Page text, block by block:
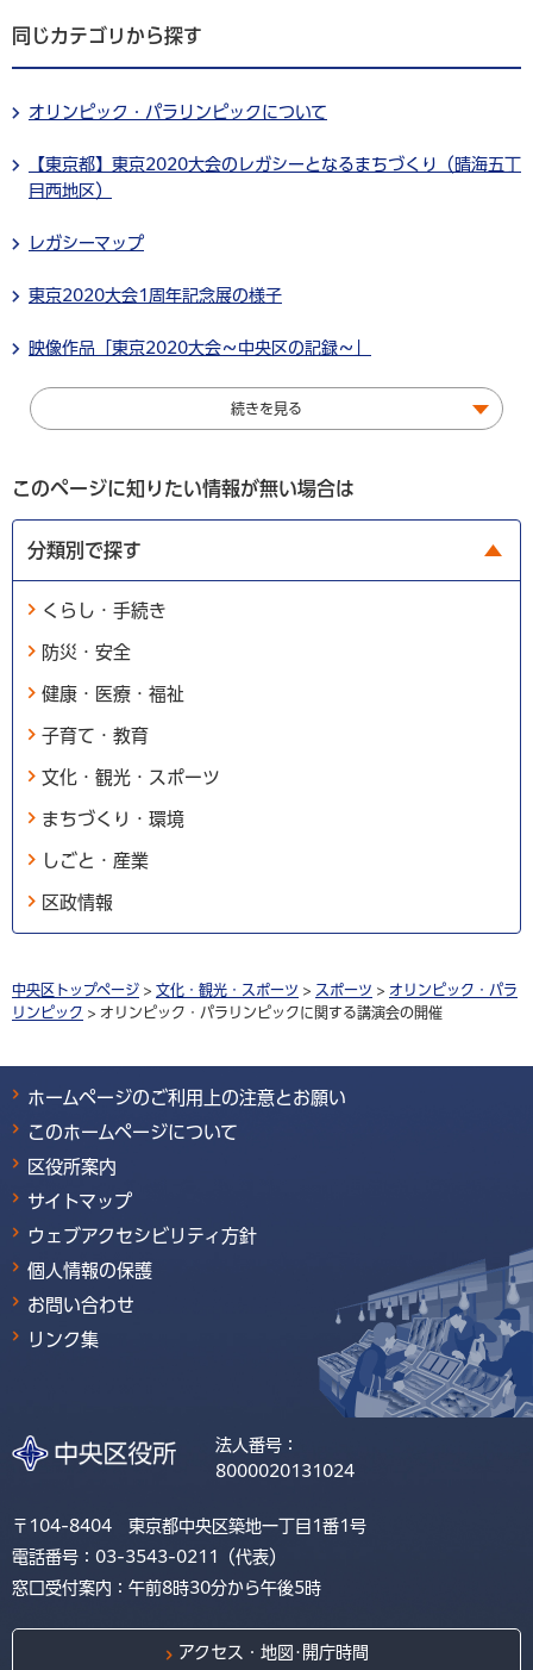
同じカテゴリから探す
オリンピック・パラリンピックについて
【東京都】東京2020大会のレガシーとなるまちづくり（晴海五丁
目西地区）
レガシーマップ
東京2020大会1周年記念展の様子
映像作品「東京2020大会～中央区の記録～」
続きを見る
このページに知りたい情報が無い場合は
分類別で探す
くらし・手続き
防災・安全
健康・医療・福祉
子育て・教育
文化・観光・スポーツ
まちづくり・環境
しごと・産業
区政情報
中央区トップページ > 文化・観光・スポーツ > スポーツ > オリンピック・パラ
リンピック > オリンピック・パラリンピックに関する講演会の開催
ホームページのご利用上の注意とお願い
このホームページについて
区役所案内
サイトマップ
ウェブアクセシビリティ方針
個人情報の保護
お問い合わせ
リンク集
法人番号：
8000020131024
〒104-8404 東京都中央区築地一丁目1番1号
電話番号：03-3543-0211（代表）
窓口受付案内：午前8時30分から午後5時
アクセス・地図･開庁時間